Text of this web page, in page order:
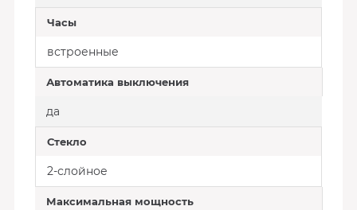
Часы
встроенные
Автоматика выключения
да
Стекло
2-слойное
Максимальная мощность